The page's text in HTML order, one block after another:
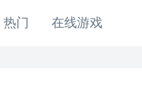
热门 在线游戏